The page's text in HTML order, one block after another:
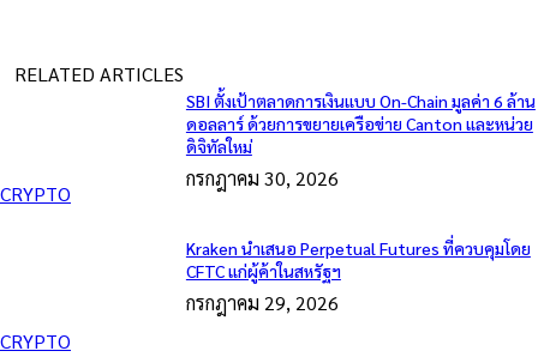
RELATED ARTICLES
CRYPTO
SBI ตั้งเป้าตลาดการเงินแบบ On-Chain มูลค่า 6 ล้าน
ดอลลาร์ ด้วยการขยายเครือข่าย Canton และหน่วย
ดิจิทัลใหม่
กรกฎาคม 30, 2026
CRYPTO
Kraken นำเสนอ Perpetual Futures ที่ควบคุมโดย
CFTC แก่ผู้ค้าในสหรัฐฯ
กรกฎาคม 29, 2026